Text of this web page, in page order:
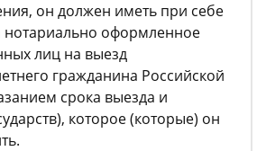
он должен иметь при себе
нотариально оформленное
лиц на выезд
гражданина Российской
срока выезда и
которое (которые) он